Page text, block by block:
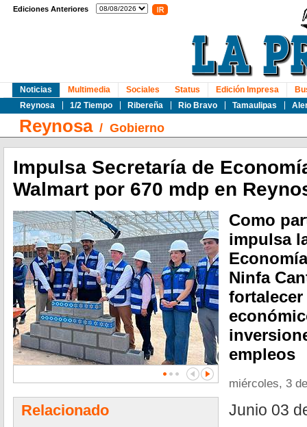
Ediciones Anteriores
Noticias
Reynosa
1/2 Tiempo Ribereña Rio Bravo Tamaulipas
Multimedia Sociales Status Edición Impresa
Reynosa/ Gobierno
Impulsa Secretaría de
Walmart por 670 mdp en
Relacionado
Como
impulsa
Ninfa
empleos
miércoles, 3
Junio 03